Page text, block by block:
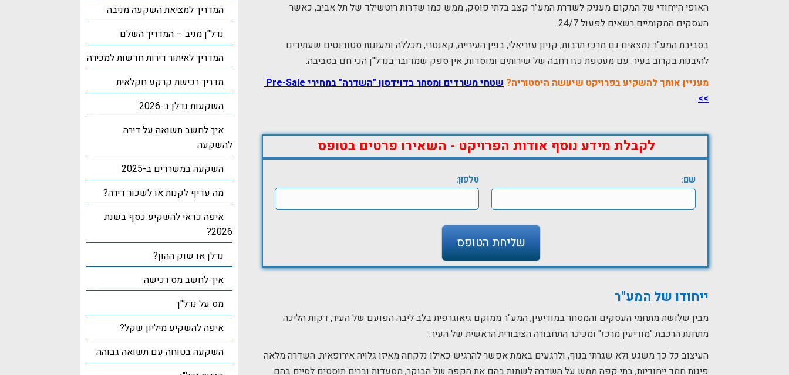
האופי הייחודי של המקום מעניק לשדרת המע"ר קצב בלתי פוסק, ממש כמו שדרות רוטשילד של תל אביב, כאשר
העסקים המקומיים רשאים לפעול 24/7.
בסביבת המע"ר נמצאים גם מרכז תרבות, קניון עזריאלי, בניין העירייה, קאנטרי, מכללה ומעונות סטודנטים שעתידים
להיבנות בקרוב בעיר. עם מעטפת כזו רחבה של שירותים ומוסדות, אין ספק שמדובר בנדל"ן הכי חם בסביבה.
מעניין אותך להשקיע בפרויקט שיעשה היסטוריה?
שטחי משרדים ומסחר בדוידסון "השדרה" במחירי Pre-Sale
>>
לקבלת מידע נוסף אודות הפרויקט - השאירו פרטים בטופס
שם: טלפון:
ייחודו של המע"ר
מבין שלושת מתחמי העסקים והמסחר במודיעין, המע"ר ממוקם גיאוגרפית בלב ליבה הפועם של העיר, דקות הליכה
מתחנת הרכבת "מודיעין מרכז" ומכיכר התחבורה הציבורית הראשית של העיר.
העיצוב כל כך משגע ולא שגרתי בנוף, ולרגעים באמת אפשר להרגיש כאילו נלקחה מאיזו גלויה אירופאית. השדרה מלאה
פינות חמד ייחודיות, בתי קפה ממש על השדרה לשתות בהם את הקפה של הבוקר, מסעדות וברים תוססים לסיים בהם
המדריך למציאת השקעה מניבה
נדל"ן מניב – המדריך השלם
המדריך לאיתור דירות חדשות למכירה
מדריך רכישת קרקע חקלאית
השקעות נדלן ב-2026
איך לחשב תשואה על דירה
להשקעה
השקעה במשרדים ב-2025
מה עדיף לקנות או לשכור דירה?
איפה כדאי להשקיע כסף בשנת
2026?
נדלן או שוק ההון?
איך לחשב מס רכישה
מס על נדל"ן
איפה להשקיע מיליון שקל?
השקעה בטוחה עם תשואה גבוהה